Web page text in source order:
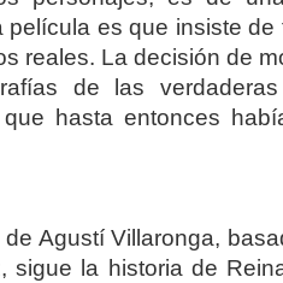
película es que insiste
reales. La decisión de
de las
hasta entonces
de Agustí Villaronga,
sigue la historia de